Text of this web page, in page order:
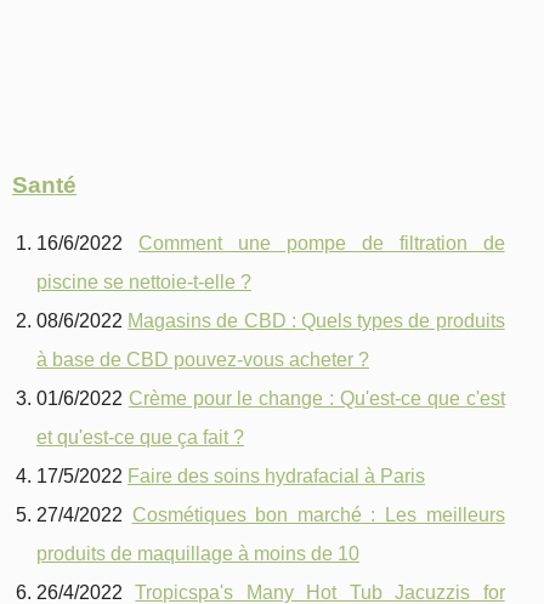
Santé
16/6/2022 Comment une pompe de filtration de
piscine se nettoie-t-elle ?
08/6/2022 Magasins de CBD : Quels types de produits
à base de CBD pouvez-vous acheter ?
01/6/2022 Crème pour le change : Qu'est-ce que c'est
et qu'est-ce que ça fait ?
17/5/2022 Faire des soins hydrafacial à Paris
27/4/2022 Cosmétiques bon marché : Les meilleurs
produits de maquillage à moins de 10
26/4/2022Tropicspa's Many Hot Tub Jacuzzis for